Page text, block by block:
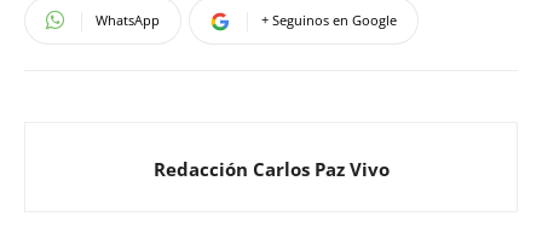
WhatsApp + Seguinos en Google
Redacción Carlos Paz Vivo